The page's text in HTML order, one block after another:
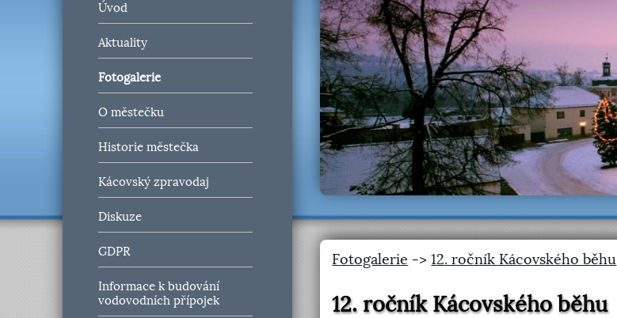
Úvod
Aktuality
Fotogalerie
O městečku
Historie městečka
Kácovský zpravodaj
Diskuze
GDPR
Informace k budování
vodovodních přípojek
Fotogalerie ->12. ročník Kácovského běhu
12. ročník Kácovského běhu